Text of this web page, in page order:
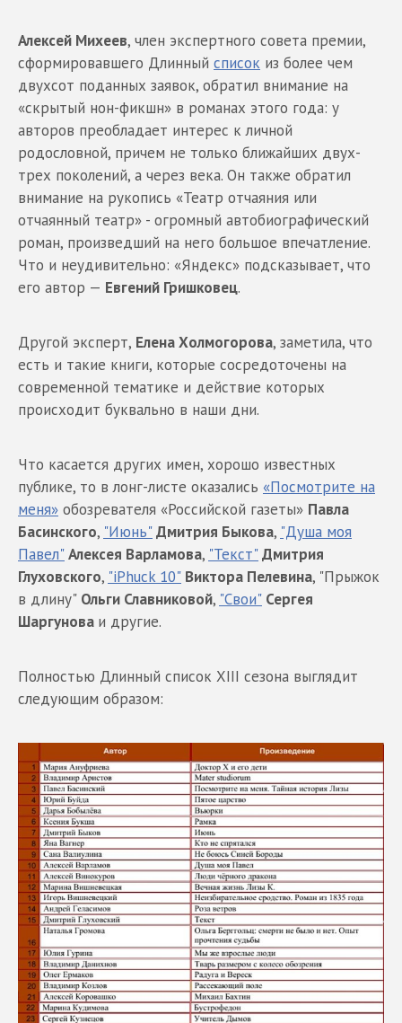
Алексей Михеев, член экспертного совета премии,
сформировавшего Длинный список из более чем
двухсот поданных заявок, обратил внимание на
«скрытый нон-фикшн» в романах этого года: у
авторов преобладает интерес к личной
родословной, причем не только ближайших двух-
трех поколений, а через века. Он также обратил
внимание на рукопись «Театр отчаяния или
отчаянный театр» - огромный автобиографический
роман, произведший на него большое впечатление.
Что и неудивительно: «Яндекс» подсказывает, что
его автор — Евгений Гришковец.
Другой эксперт, Елена Холмогорова, заметила, что
есть и такие книги, которые сосредоточены на
современной тематике и действие которых
происходит буквально в наши дни.
Что касается других имен, хорошо известных
публике, то в лонг-листе оказались «Посмотрите на
меня» обозревателя «Российской газеты» Павла
Басинского, "Июнь"Дмитрия Быкова, "Душа моя
Павел"Алексея Варламова, "Текст"Дмитрия
Глуховского, "iPhuck 10" Виктора Пелевина, "Прыжок
в длину" Ольги Славниковой, "Свои" Сергея
Шаргунова и другие.
Полностью Длинный список XIII сезона выглядит
следующим образом: